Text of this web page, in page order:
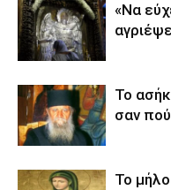
«Να
Το
σαν
Το